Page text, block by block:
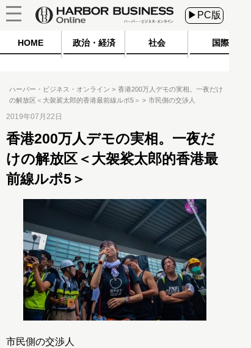
▶PC版
HOME 政治・経済 社会 国際
ハーバー・ビジネス・オンライン
香港200万人デモの実相。一夜だけ
の解放区＜大袈裟太郎的香港最前線ルポ5＞
市民側の交渉人
2019年07月22日
香港200万人デモの実相。一夜だ
けの解放区＜大袈裟太郎的香港最
前線ルポ5＞
市民側の交渉人